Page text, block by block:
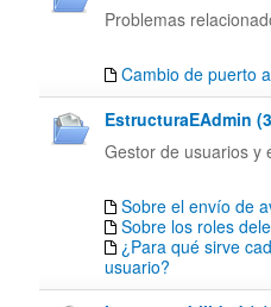
Problemas
Cambio de puerto
EstructuraEAdmin
Gestor de usuarios y
Sobre el envío de
Sobre los roles
¿Para qué sirve
usuario?